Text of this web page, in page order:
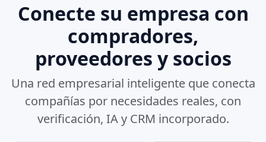
Conecte su empresa con
compradores,
proveedores y socios
Una red empresarial inteligente que conecta
compañías por necesidades reales, con
verificación, IA y CRM incorporado.